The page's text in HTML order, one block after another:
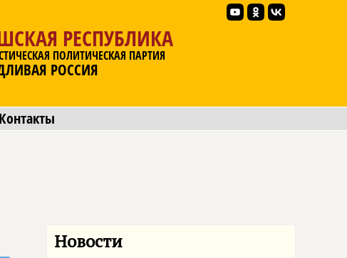
РЕСПУБЛИКА
ПОЛИТИЧЕСКАЯ ПАРТИЯ
РОССИЯ
Контакты
Новости